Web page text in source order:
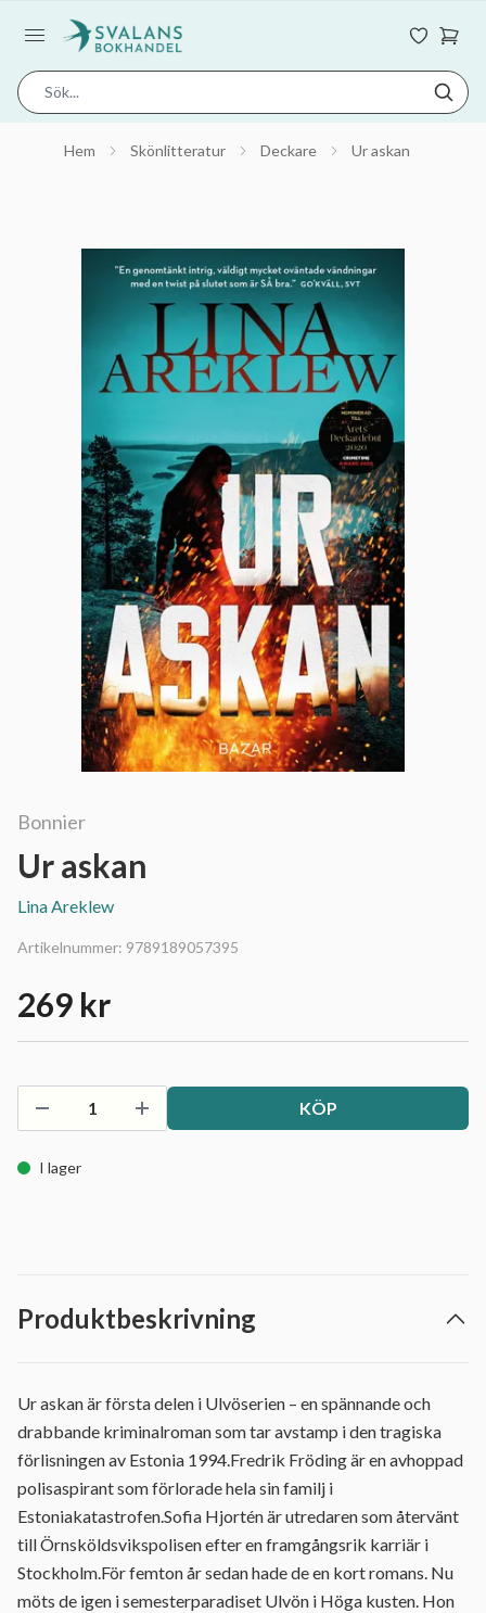
Hem Skönlitteratur Deckare Ur askan
Bonnier
Ur askan
Lina Areklew
Artikelnummer: 9789189057395
269 kr
KÖP
I lager
Produktbeskrivning
Ur askan är första delen i Ulvöserien – en spännande och
drabbande kriminalroman som tar avstamp i den tragiska
förlisningen av Estonia 1994.Fredrik Fröding är en avhoppad
polisaspirant som förlorade hela sin familj i
Estoniakatastrofen.Sofia Hjortén är utredaren som återvänt
till Örnsköldsvikspolisen efter en framgångsrik karriär i
Stockholm.För femton år sedan hade de en kort romans. Nu
möts de igen i semesterparadiset Ulvön i Höga kusten. Hon